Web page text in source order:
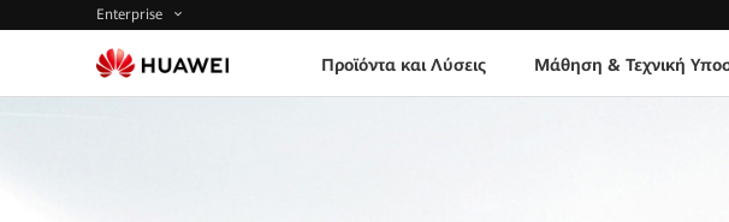
Enterprise
Προϊόντα και Λύσεις Μάθηση & Τεχνική